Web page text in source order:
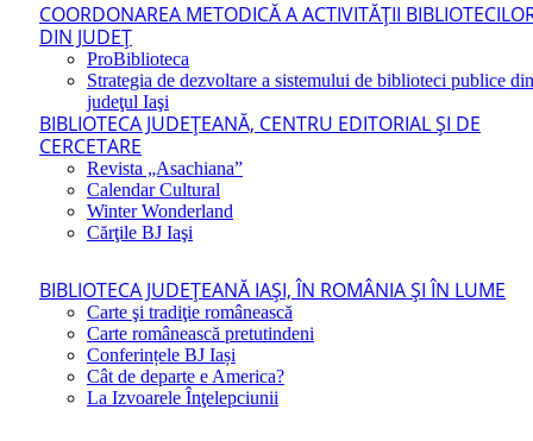
COORDONAREA METODICĂ A ACTIVITĂŢII
DIN JUDEŢ
ProBiblioteca
Strategia de dezvoltare a sistemului de biblioteci publice din
judeţul Iaşi
BIBLIOTECA JUDEŢEANĂ, CENTRU EDITORIAL ŞI DE
CERCETARE
Revista „Asachiana”
Calendar Cultural
Winter Wonderland
Cărţile BJ Iaşi
BIBLIOTECA JUDEŢEANĂ IAŞI, ÎN ROMÂNIA ŞI ÎN LUME
Carte şi tradiţie românească
Carte românească pretutindeni
Conferințele BJ Iași
Cât de departe e America?
La Izvoarele Înţelepciunii